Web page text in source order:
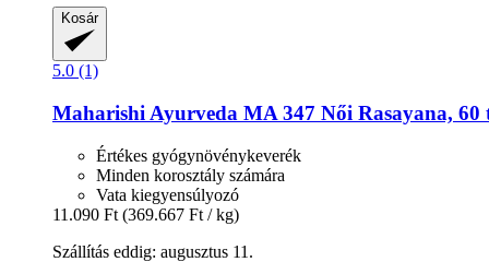
Kosár
5.0 (1)
Maharishi Ayurveda MA 347 Női Rasayana, 60
Értékes gyógynövénykeverék
Minden korosztály számára
Vata kiegyensúlyozó
11.090 Ft (369.667 Ft / kg)
Szállítás eddig: augusztus 11.